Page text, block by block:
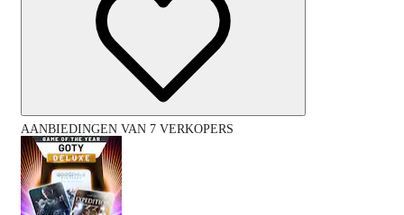
AANBIEDINGEN VAN 7 VERKOPERS